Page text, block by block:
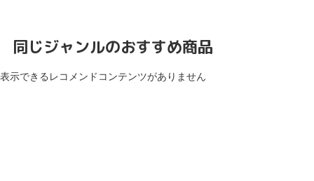
同じジャンルのおすすめ商品
表示できるレコメンドコンテンツがありません